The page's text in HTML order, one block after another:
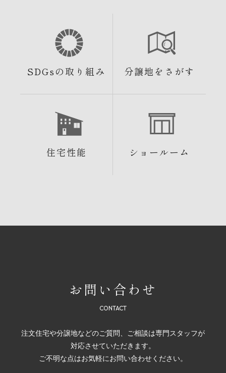
SDGsの取り組み 分譲地をさがす
住宅性能 ショールーム
お問い合わせ
注文住宅や分譲地などのご質問、ご相談は専門スタッフが
対応させていただきます。
ご不明な点はお気軽にお問い合わせください。